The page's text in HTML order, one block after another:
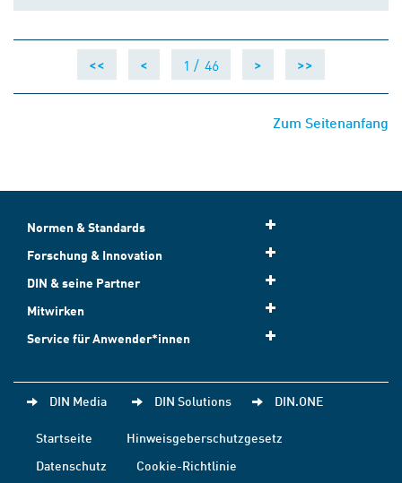
<< < 1 / 46 > >>
Zum Seitenanfang
Normen & Standards
Forschung & Innovation
DIN & seine Partner
Mitwirken
Service für Anwender*innen
DIN Media DIN Solutions DIN.ONE
Startseite
Hinweisgeberschutzgesetz
Datenschutz
Cookie-Richtlinie